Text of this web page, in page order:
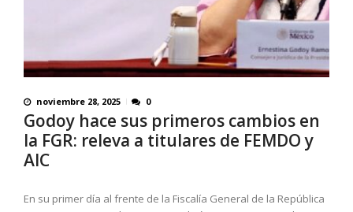
noviembre 28, 2025 0
Godoy hace sus primeros cambios en
la FGR: releva a titulares de FEMDO y
AIC
En su primer día al frente de la Fiscalía General de la República